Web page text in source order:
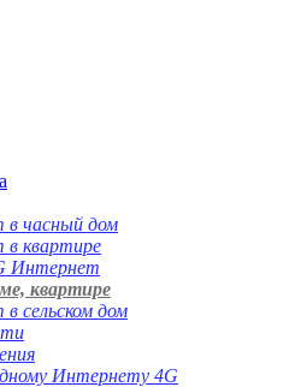
в часный дом
в квартире
Интернет
квартире
сельском дом
Интернету 4G